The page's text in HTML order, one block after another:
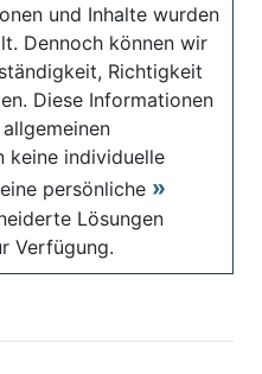
und Inhalte wurden
Dennoch können wir
Richtigkeit
Diese Informationen
keine individuelle
persönliche
Lösungen
Verfügung.